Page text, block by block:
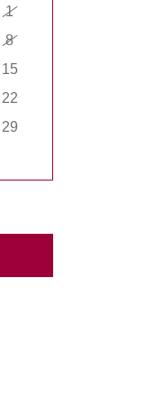
1
8
15
22
29